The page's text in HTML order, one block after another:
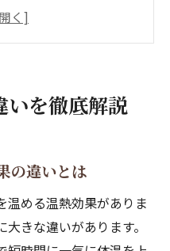
ちがデトックスに良
ナ活用術
予防する方法
で得られる美容効果
冷え性を改善
いを徹底解説
の違いとは
温める温熱効果がありま
きな違いがあります。